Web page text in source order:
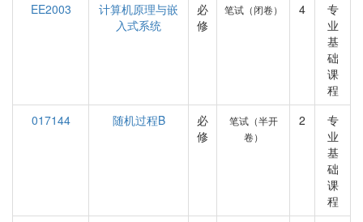
EE2003
计算机原理与嵌
入式系统
必
修
笔试（闭卷） 4
专
业
基
础
课
程
017144
随机过程B
必
修
笔试（半开
卷）
2
专
业
基
础
课
程